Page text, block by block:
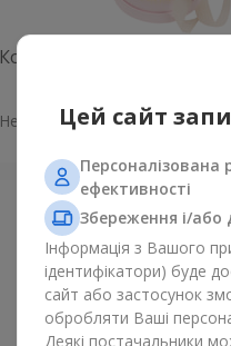
Композиція "Квітка Цісик"
Немає в наявності
Цей сайт
Персоналізована
ефективності
Збереження і/або
Інформація з Вашого
ідентифікатори) буде
сайт або застосунок
обробляти Ваші
Деякі постачальники